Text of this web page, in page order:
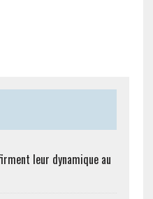
leur dynamique au